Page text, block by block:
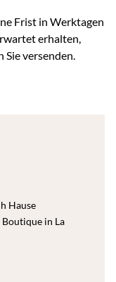
Frist in Werktagen
erhalten,
Sie versenden.
Hause
in La